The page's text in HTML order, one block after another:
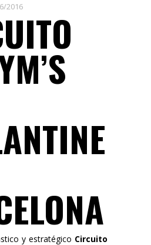
2016
y estratégico Circuito